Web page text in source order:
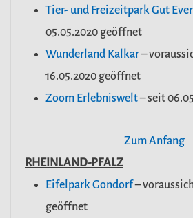
Tier- und Freizeitpark Gut
05.05.2020 geöffnet
Wunderland Kalkar–
16.05.2020 geöffnet
Zoom Erlebniswelt– seit
Zum Anfang
RHEINLAND-PFALZ
Eifelpark Gondorf–
geöffnet